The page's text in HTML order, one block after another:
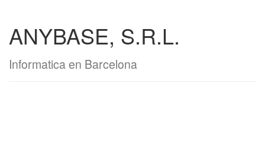
ANYBASE, S.R.L.
Informatica en Barcelona